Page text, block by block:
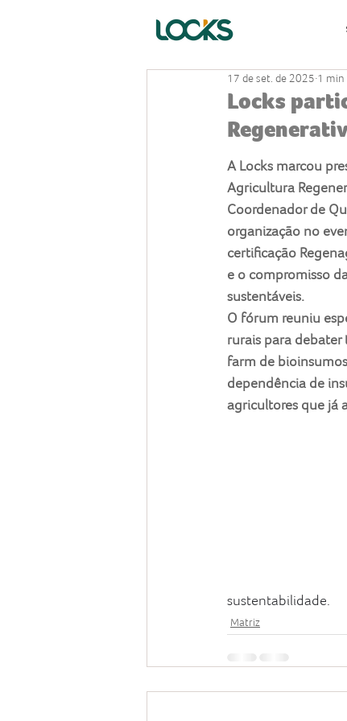
Locks
17 de set. de 2025 1 min
A Locks marcou
Agricultura
Coordenador de
organização no
certificação
e o compromisso
sustentáveis.
O fórum reuniu
rurais para debater
farm de
dependência de
agricultores que já
sustentabilidade.
Matriz